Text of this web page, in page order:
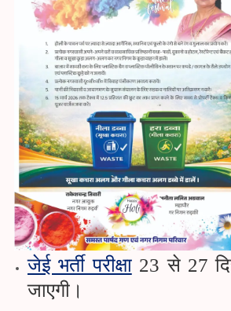
जेई भर्ती परीक्षा23 से 27
जाएगी।